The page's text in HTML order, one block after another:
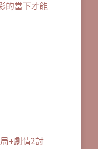
的當下才能
+劇情2討